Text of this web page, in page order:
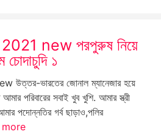
new পরপুরুষ নিয়ে
চোদাচুদি ১
ভারতের জোনাল ম্যানেজার হয়ে
পরিবারের সবাই খুব খুশি. আমার স্ত্রী
পদোন্নতির গর্ব ছাড়াও,পলির
more